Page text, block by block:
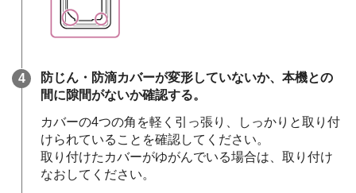
防じん・防滴カバーが変形していないか、本機との
間に隙間がないか確認する。
カバーの4つの角を軽く引っ張り、しっかりと取り付
けられていることを確認してください。
取り付けたカバーがゆがんでいる場合は、取り付け
なおしてください。